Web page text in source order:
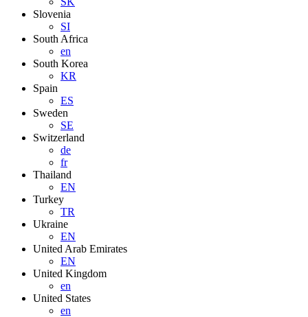
Slovenia
SI
South Africa
en
South Korea
KR
Spain
ES
Sweden
SE
Switzerland
de
fr
Thailand
EN
Turkey
TR
Ukraine
EN
United Arab Emirates
EN
United Kingdom
en
United States
en